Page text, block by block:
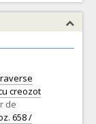
creozot
de
658 /